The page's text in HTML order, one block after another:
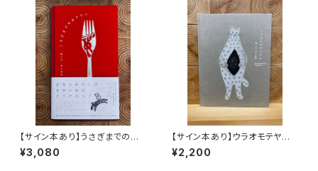
【サイン本あり】うさぎまでのお
さらい［通常版］
¥3,080
【サイン本あり】ウラオモテヤマ
ネコ
¥2,200